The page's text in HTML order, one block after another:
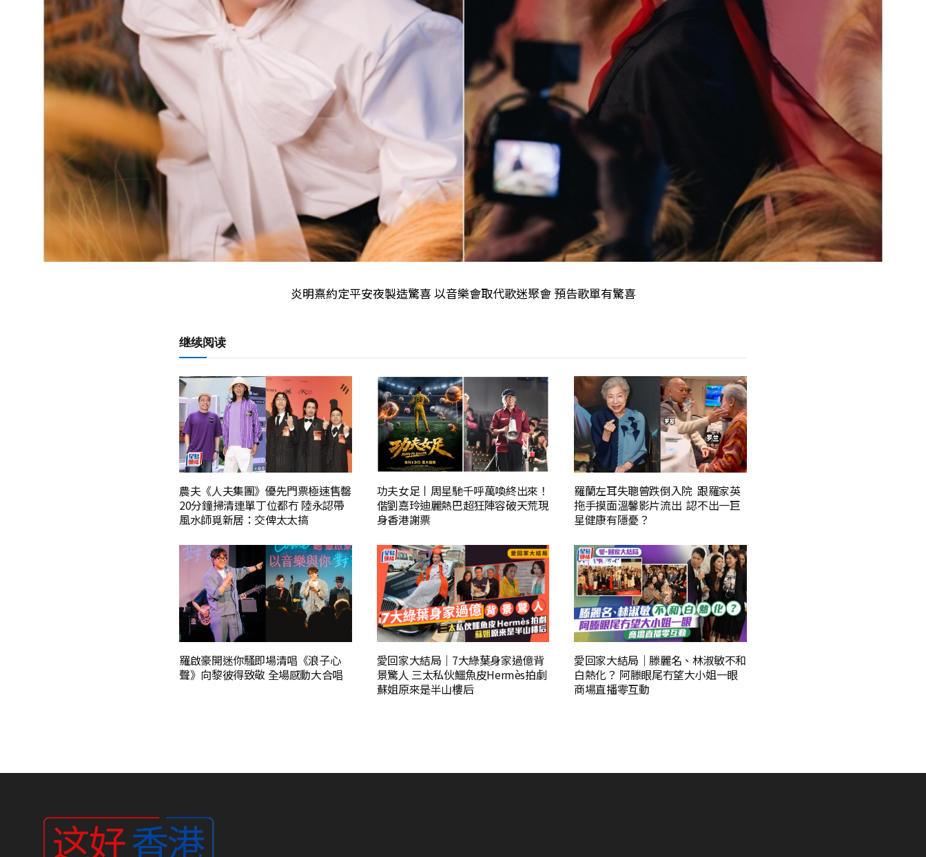
炎明熹約定平安夜製造驚喜 以音樂會取代歌迷聚會 預告歌單有驚喜
继续阅读
農夫《人夫集團》優先門票極速售罄
20分鐘掃清連單丁位都冇 陸永認帶
風水師覓新居：交俾太太搞
功夫女足丨周星馳千呼萬喚終出來！
偕劉嘉玲迪麗熱巴超狂陣容破天荒現
身香港謝票
羅蘭左耳失聰曾跌倒入院 跟羅家英
拖手摸面溫馨影片流出 認不出一巨
星健康有隱憂？
羅啟豪開迷你騷即場清唱《浪子心
聲》向黎彼得致敬 全場感動大合唱
愛回家大結局｜7大綠葉身家過億背
景驚人 三太私伙鱷魚皮Hermès拍劇
蘇姐原來是半山樓后
愛回家大結局｜滕麗名、林淑敏不和
白熱化？ 阿滕眼尾冇望大小姐一眼
商場直播零互動